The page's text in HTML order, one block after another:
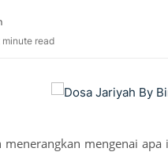
minute read
mengenai